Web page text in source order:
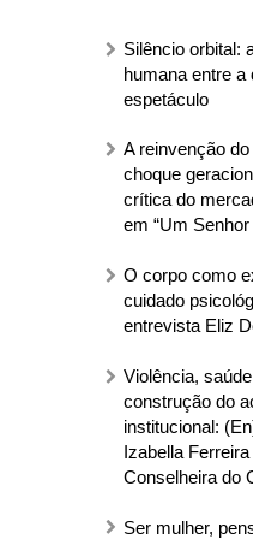
Silêncio orbital:
humana entre a
espetáculo
A reinvenção
choque
crítica do
em “Um Senhor
O corpo como
cuidado
entrevista Eliz
Violência,
construção do
institucional:
Izabella
Conselheira do
Ser mulher,